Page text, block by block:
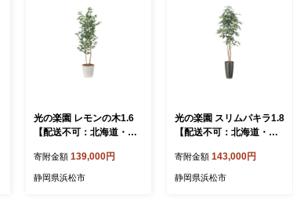
光の楽園 レモンの木1.6
【配送不可：北海道・沖
触媒 人工植物 造花 フェ
イクグリーン 花 フラワー
寄附金額 139,000円
静岡県浜松市
光の楽園 スリムパキラ1.8
【配送不可：北海道・沖
触媒 人工植物 造花 フェ
イクグリーン 花 フラワー
寄附金額 143,000円
静岡県浜松市